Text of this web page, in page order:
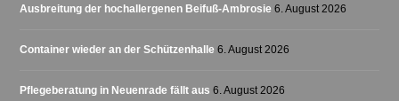
Ausbreitung der hochallergenen Beifuß-Ambrosie 6. August 2026
Container wieder an der Schützenhalle 6. August 2026
Pflegeberatung in Neuenrade fällt aus 6. August 2026